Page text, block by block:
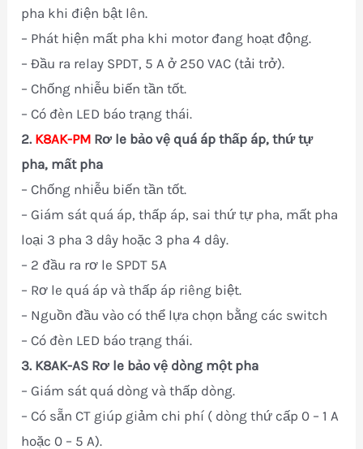
pha khi điện bật lên.
– Phát hiện mất pha khi motor đang hoạt động.
– Đầu ra relay SPDT, 5 A ở 250 VAC (tải trở).
– Chống nhiễu biến tần tốt.
– Có đèn LED báo trạng thái.
2. K8AK-PM Rơ le bảo vệ quá áp thấp áp, thứ tự
pha, mất pha
– Chống nhiễu biến tần tốt.
– Giám sát quá áp, thấp áp, sai thứ tự pha, mất pha
loại 3 pha 3 dây hoặc 3 pha 4 dây.
– 2 đầu ra rơ le SPDT 5A
– Rơ le quá áp và thấp áp riêng biệt.
– Nguồn đầu vào có thể lựa chọn bằng các switch
– Có đèn LED báo trạng thái.
3. K8AK-AS Rơ le bảo vệ dòng một pha
– Giám sát quá dòng và thấp dòng.
– Có sẵn CT giúp giảm chi phí ( dòng thứ cấp 0 – 1 A
hoặc 0 – 5 A).